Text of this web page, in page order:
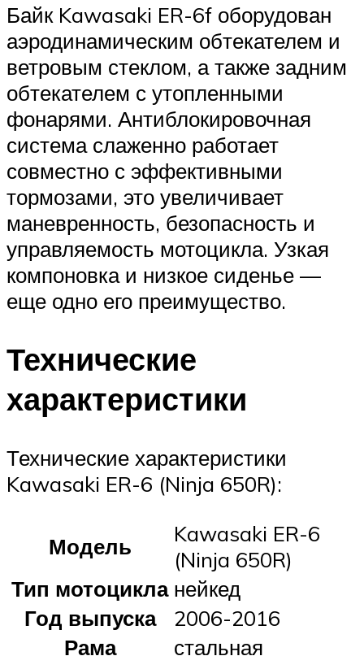
Байк Kawasaki ER-6f оборудован
аэродинамическим обтекателем и
ветровым стеклом, а также задним
обтекателем с утопленными
фонарями. Антиблокировочная
система слаженно работает
совместно с эффективными
тормозами, это увеличивает
маневренность, безопасность и
управляемость мотоцикла. Узкая
компоновка и низкое сиденье —
еще одно его преимущество.
Технические
характеристики
Технические характеристики
Kawasaki ER-6 (Ninja 650R):
Модель
Kawasaki ER-6
(Ninja 650R)
Тип мотоцикла нейкед
Год выпуска
2006-2016
Рама
стальная